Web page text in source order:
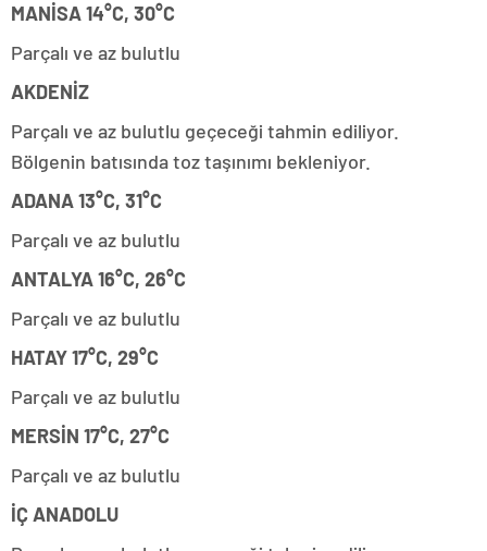
MANİSA 14°C, 30°C
Parçalı ve az bulutlu
AKDENİZ
Parçalı ve az bulutlu geçeceği tahmin ediliyor.
Bölgenin batısında toz taşınımı bekleniyor.
ADANA 13°C, 31°C
Parçalı ve az bulutlu
ANTALYA 16°C, 26°C
Parçalı ve az bulutlu
HATAY 17°C, 29°C
Parçalı ve az bulutlu
MERSİN 17°C, 27°C
Parçalı ve az bulutlu
İÇ ANADOLU